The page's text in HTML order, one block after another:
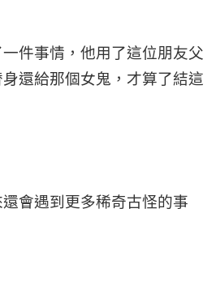
一件事情，他用了這位朋友父
還給那個女鬼，才算了結這
還會遇到更多稀奇古怪的事